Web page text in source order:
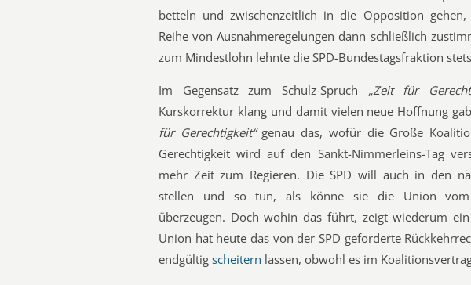
betteln und zwischenzeitlich in die Opposition
Reihe von Ausnahmeregelungen dann schließlich
zum Mindestlohn lehnte die SPD-Bundestagsfraktion
Im Gegensatz zum Schulz-Spruch „Zeit für
Kurskorrektur klang und damit vielen neue Hoffnung
für Gerechtigkeit“genau das, wofür die Große
Gerechtigkeit wird auf den Sankt-Nimmerleins-Tag
mehr Zeit zum Regieren. Die SPD will auch in den
stellen und so tun, als könne sie die Union vom
überzeugen. Doch wohin das führt, zeigt wiederum
Union hat heute das von der SPD geforderte
endgültig scheitern lassen, obwohl es im